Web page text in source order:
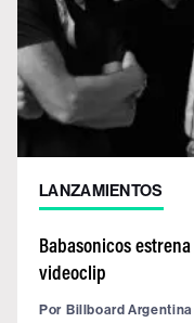
LANZAMIENTOS
Babasonicos
videoclip
Por Billboard Argentina